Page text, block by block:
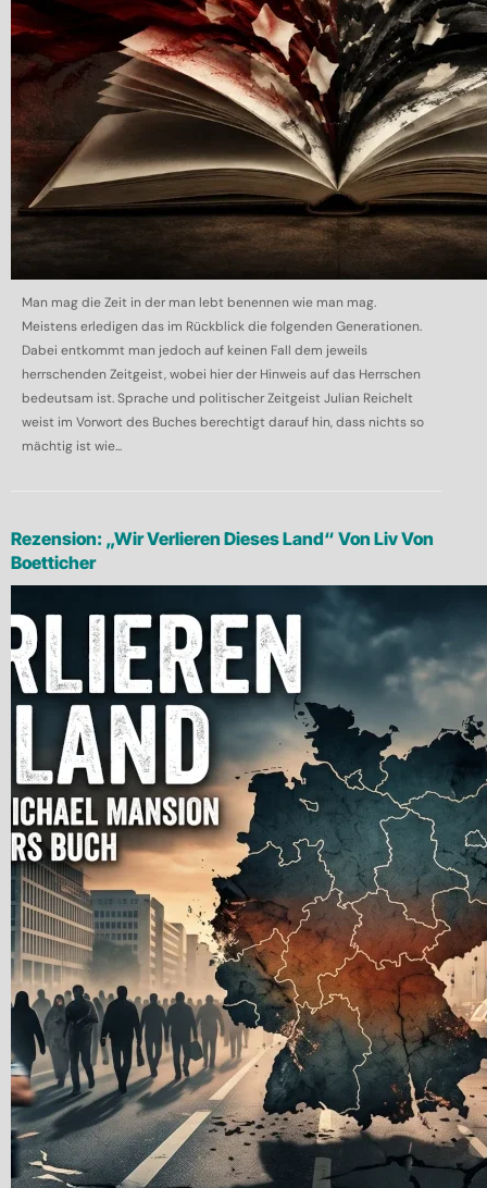
Man mag die Zeit in der man lebt benennen wie man mag.
Meistens erledigen das im Rückblick die folgenden Generationen.
Dabei entkommt man jedoch auf keinen Fall dem jeweils
herrschenden Zeitgeist, wobei hier der Hinweis auf das Herrschen
bedeutsam ist. Sprache und politischer Zeitgeist Julian Reichelt
weist im Vorwort des Buches berechtigt darauf hin, dass nichts so
mächtig ist wie...
Rezension: „Wir Verlieren Dieses Land“ Von Liv Von
Boetticher